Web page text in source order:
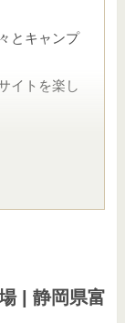
とキャンプ
イトを楽し
| 静岡県富